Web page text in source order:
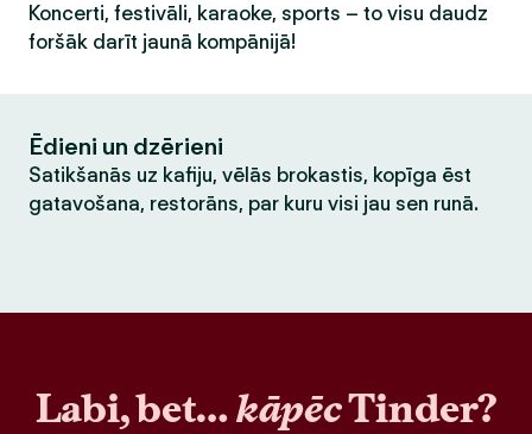
Koncerti, festivāli, karaoke, sports – to visu daudz
foršāk darīt jaunā kompānijā!
Ēdieni un dzērieni
Satikšanās uz kafiju, vēlās brokastis, kopīga ēst
gatavošana, restorāns, par kuru visi jau sen runā.
Labi, bet…kāpēcTinder?